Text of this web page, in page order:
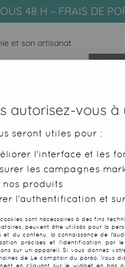
48 H ~ FRAIS DE
et son artisanat.
DE PLAGE
de voir Bali
DE
autorisez-vous à
seront utiles pour :
l'interface et les
les campagnes
nos produits
l'authentification et
sont nécessaires à des fins
peuvent être utilisés pour la
et du contenu, la connaissance de
précises et l'identification par
sur un appareil. Si vous donnez
de Le comptoir du paréo. Vous
en cliquant sur le widget en bas